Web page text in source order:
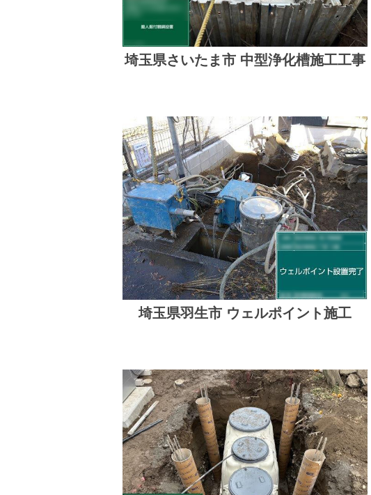
埼玉県さいたま市 中型浄化槽施工工事
埼玉県羽生市 ウェルポイント施工